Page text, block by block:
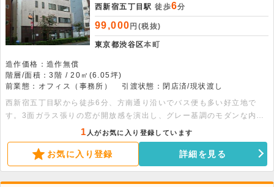
西新宿五丁目駅 徒歩6分
99,000 円(税抜)
東京都渋谷区本町
造作価格：造作無償
階層/面積：3階 / 20㎡(6.05坪)
前業態：オフィス（事務所）
引渡状態：閉店済/現状渡し
西新宿五丁目駅から徒歩6分、方南通り沿いでバス便も多い好立地で
す。3面ガラス張りの窓が開放感を演出し、グレー基調のモダンな内装
が整っています。ワンフロア占有でトイレもあり、飲食不可のため落ち
着いた事務環境に最適。ぜひお問い合わせください。※告知事項あり
1 人がお気に入り登録しています
お気に入り登録 詳細を見る